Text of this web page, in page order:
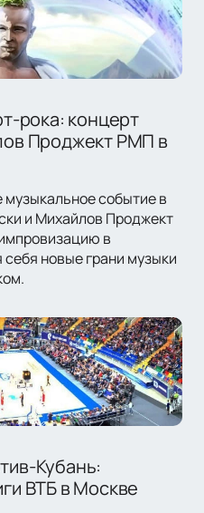
рока: концерт
Проджект РМП в
музыкальное событие в
и Михайлов Проджект
в
новые грани музыки
Кубань:
ВТБ в Москве